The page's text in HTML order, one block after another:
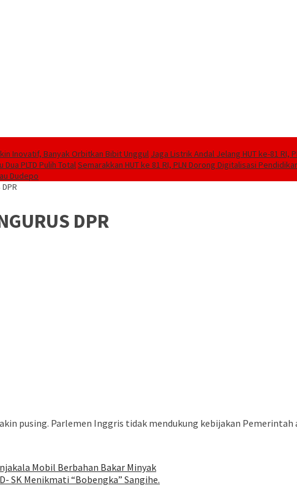
Inovatif, Banyak Orbitkan Bibit Unggul Jaga Listrik Andal Jelang HUT ke-81 RI,
PLTD Pulih TotalSemarakkan HUT ke 81 RI, PLN Dorong Digitalisasi
Dudepo
DPR
DPR
pusing. Parlemen Inggris tidak mendukung kebijakan
Mobil Berbahan Bakar Minyak
SK Menikmati “Bobengka” Sangihe.